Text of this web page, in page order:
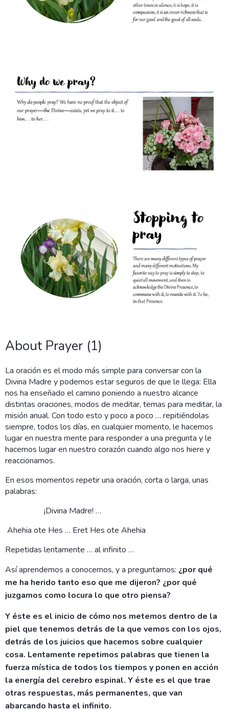
About Prayer (1)
La oración es el modo más simple para conversar con la
Divina Madre y podemos estar seguros de que le llega: Ella
nos ha enseñado el camino poniendo a nuestro alcance
distintas oraciones, modos de meditar, temas para meditar, la
misión anual. Con todo esto y poco a poco … repitiéndolas
siempre, todos los días, en cualquier momento, le hacemos
lugar en nuestra mente para responder a una pregunta y le
hacemos lugar en nuestro corazón cuando algo nos hiere y
reaccionamos.
En esos momentos repetir una oración, corta o larga, unas
palabras:
¡Divina Madre! …
Ahehia ote Hes … Eret Hes ote Ahehia
Repetidas lentamente … al infinito …
Así aprendemos a conocernos, y a preguntarnos: ¿por qué
me ha herido tanto eso que me dijeron? ¿por qué
juzgamos como locura lo que otro piensa?
Y éste es el inicio de cómo nos metemos dentro de la
piel que tenemos detrás de la que vemos con los ojos,
detrás de los juicios que hacemos sobre cualquier
cosa. Lentamente repetimos palabras que tienen la
fuerza mística de todos los tiempos y ponen en acción
la energía del cerebro espinal. Y éste es el que trae
otras respuestas, más permanentes, que van
abarcando hasta el infinito.